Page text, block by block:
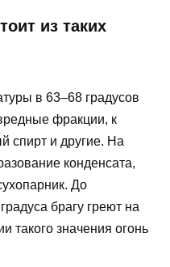
из таких
в 63–68 градусов
фракции, к
спирт и другие. На
конденсата,
До
брагу греют на
такого значения огонь